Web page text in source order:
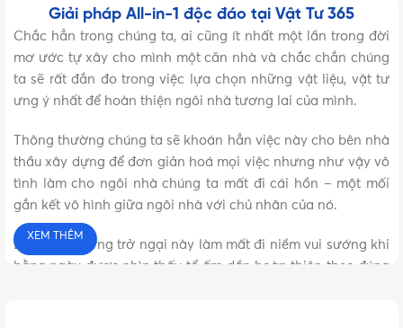
Giải pháp All-in-1 độc đáo tại Vật Tư 365
Chắc hẳn trong chúng ta, ai cũng ít nhất một lần trong đời
mơ ước tự xây cho mình một căn nhà và chắc chắn chúng
ta sẽ rất đắn đo trong việc lựa chọn những vật liệu, vật tư
ưng ý nhất để hoàn thiện ngôi nhà tương lai của mình.
Thông thường chúng ta sẽ khoán hẳn việc này cho bên nhà
thầu xây dựng để đơn giản hoá mọi việc nhưng như vậy vô
tình làm cho ngôi nhà chúng ta mất đi cái hồn – một mối
gắn kết vô hình giữa ngôi nhà với chủ nhân của nó.
Đừng để những trở ngại này làm mất đi niềm vui sướng khi
hằng ngày được nhìn thấy tổ ấm dần hoàn thiện theo đúng
XEM THÊM